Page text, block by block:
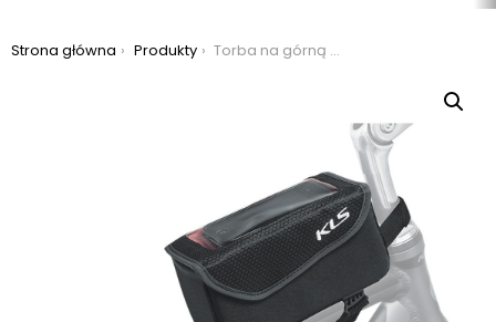
Jesteś tutaj:
Strona główna Produkty Torba na górną rurę ramy kellys celly